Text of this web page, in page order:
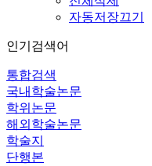
자동저장끄기
인기검색어
통합검색
국내학술논문
학위논문
해외학술논문
학술지
단행본